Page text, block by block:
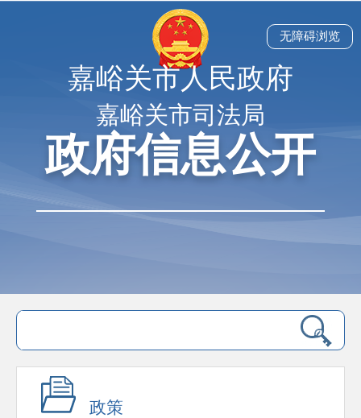
嘉峪关市人民政府
嘉峪关市司法局
政府信息公开
无障碍浏览
政策